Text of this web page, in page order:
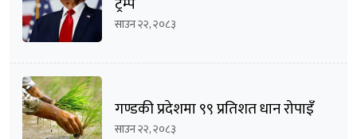
साउन २२, २०८३
गण्डकी प्रदेशमा ९९ प्रतिशत धान रोपाइँ
साउन २२, २०८३